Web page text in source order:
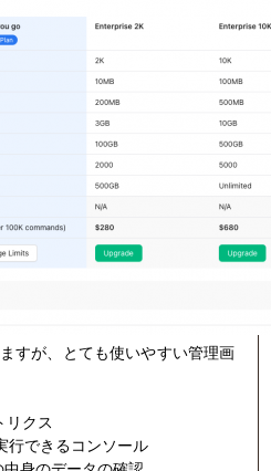
すが、とても使いやすい管理画
リクス
行できるコンソール